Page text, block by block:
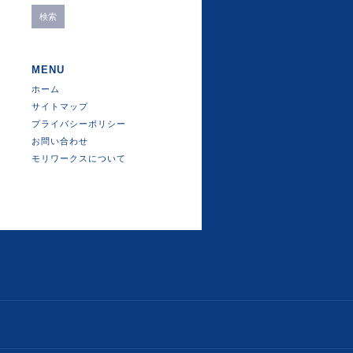
MENU
ホーム
サイトマップ
プライバシーポリシー
お問い合わせ
モリワークスについて